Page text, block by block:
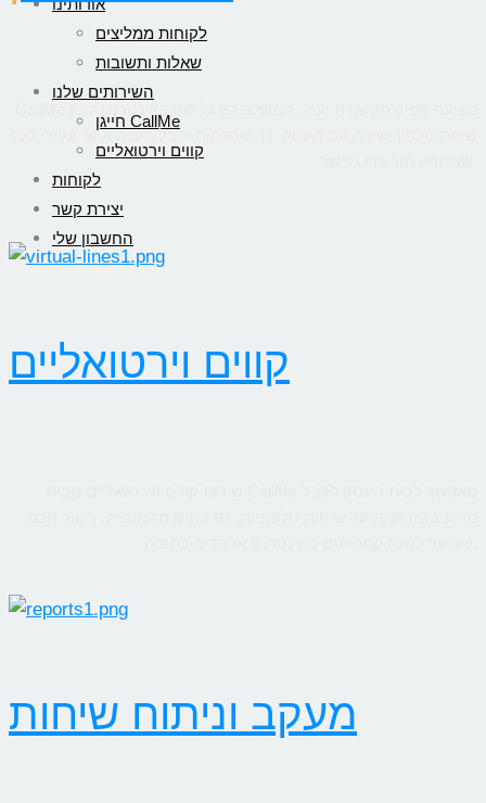
אודותינו
לקוחות ממליצים
שאלות ותשובות
השירותים שלנו
חייגן CallMe
קווים וירטואליים
לקוחות
יצירת קשר
החשבון שלי
שיחת טלפון ישירה עם העסק, כך שהלקוח יקבל מענה אישי ומיידי לכל
קווים וירטואליים
מעקב וניתוח שיחות